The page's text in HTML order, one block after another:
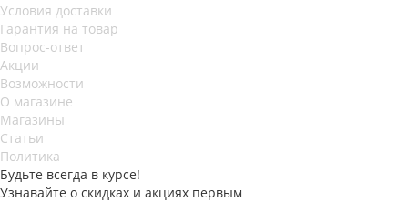
Условия доставки
Гарантия на товар
Вопрос-ответ
Акции
Возможности
О магазине
Магазины
Статьи
Политика
Будьте всегда в курсе!
Узнавайте о скидках и акциях первым